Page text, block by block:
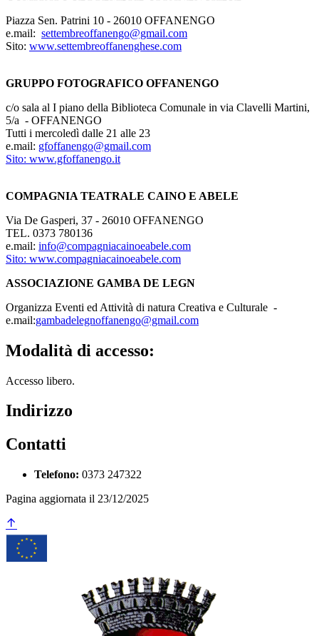
Piazza Sen. Patrini 10 - 26010 OFFANENGO
e.mail: settembreoffanengo@gmail.com
Sito: www.settembreoffanenghese.com
GRUPPO FOTOGRAFICO OFFANENGO
c/o sala al I piano della Biblioteca Comunale in via Clavelli Martini,
5/a - OFFANENGO
Tutti i mercoledì dalle 21 alle 23
e.mail: gfoffanengo@gmail.com
Sito: www.gfoffanengo.it
COMPAGNIA TEATRALE CAINO E ABELE
Via De Gasperi, 37 - 26010 OFFANENGO
TEL. 0373 780136
e.mail: info@compagniacainoeabele.com
Sito: www.compagniacainoeabele.com
ASSOCIAZIONE GAMBA DE LEGN
Organizza Eventi ed Attività di natura Creativa e Culturale -
e.mail:gambadelegnoffanengo@gmail.com
Modalità di accesso:
Accesso libero.
Indirizzo
Contatti
Telefono: 0373 247322
Pagina aggiornata il 23/12/2025